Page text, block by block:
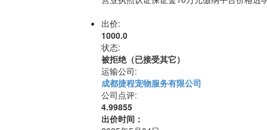
出价:
1000.0
状态:
被拒绝（已接受其它）
运输公司:
成都捷程宠物服务有限公司
公司点评:
4.99855
出价时间：